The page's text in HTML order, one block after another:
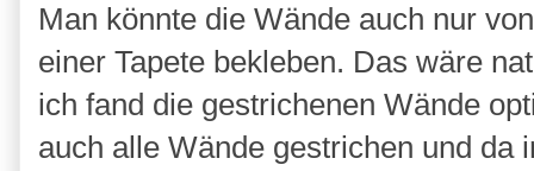
Man könnte die Wände auch nur
einer Tapete bekleben. Das wäre
ich fand die gestrichenen Wände
auch alle Wände gestrichen und